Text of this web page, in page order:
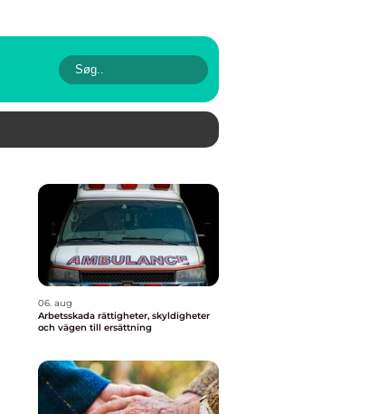
06. aug
Arbetsskada rättigheter, skyldigheter
och vägen till ersättning